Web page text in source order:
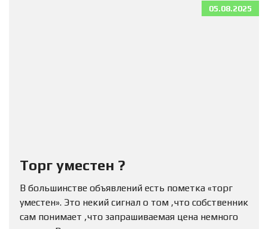
05.08.2025
Торг уместен ?
В большинстве объявлений есть пометка «торг
уместен». Это некий сигнал о том ,что собственник
сам понимает ,что запрашиваемая цена немного